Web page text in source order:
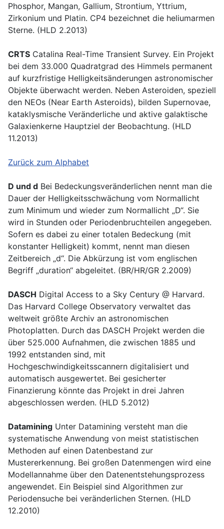
Phosphor, Mangan, Gallium, Strontium, Yttrium,
Zirkonium und Platin. CP4 bezeichnet die heliumarmen
Sterne. (HLD 2.2013)
CRTS Catalina Real-Time Transient Survey. Ein Projekt
bei dem 33.000 Quadratgrad des Himmels permanent
auf kurzfristige Helligkeitsänderungen astronomischer
Objekte überwacht werden. Neben Asteroiden, speziell
den NEOs (Near Earth Asteroids), bilden Supernovae,
kataklysmische Veränderliche und aktive galaktische
Galaxienkerne Hauptziel der Beobachtung. (HLD
11.2013)
Zurück zum Alphabet
D und d Bei Bedeckungsveränderlichen nennt man die
Dauer der Helligkeitsschwächung vom Normallicht
zum Minimum und wieder zum Normallicht „D“. Sie
wird in Stunden oder Periodenbruchteilen angegeben.
Sofern es dabei zu einer totalen Bedeckung (mit
konstanter Helligkeit) kommt, nennt man diesen
Zeitbereich „d“. Die Abkürzung ist vom englischen
Begriff „duration“ abgeleitet. (BR/HR/GR 2.2009)
DASCH Digital Access to a Sky Century @ Harvard.
Das Harvard College Observatory verwaltet das
weltweit größte Archiv an astronomischen
Photoplatten. Durch das DASCH Projekt werden die
über 525.000 Aufnahmen, die zwischen 1885 und
1992 entstanden sind, mit
Hochgeschwindigkeitsscannern digitalisiert und
automatisch ausgewertet. Bei gesicherter
Finanzierung könnte das Projekt in drei Jahren
abgeschlossen werden. (HLD 5.2012)
Datamining Unter Datamining versteht man die
systematische Anwendung von meist statistischen
Methoden auf einen Datenbestand zur
Mustererkennung. Bei großen Datenmengen wird eine
Modellannahme über den Datenentstehungsprozess
angewendet. Ein Beispiel sind Algorithmen zur
Periodensuche bei veränderlichen Sternen. (HLD
12.2010)